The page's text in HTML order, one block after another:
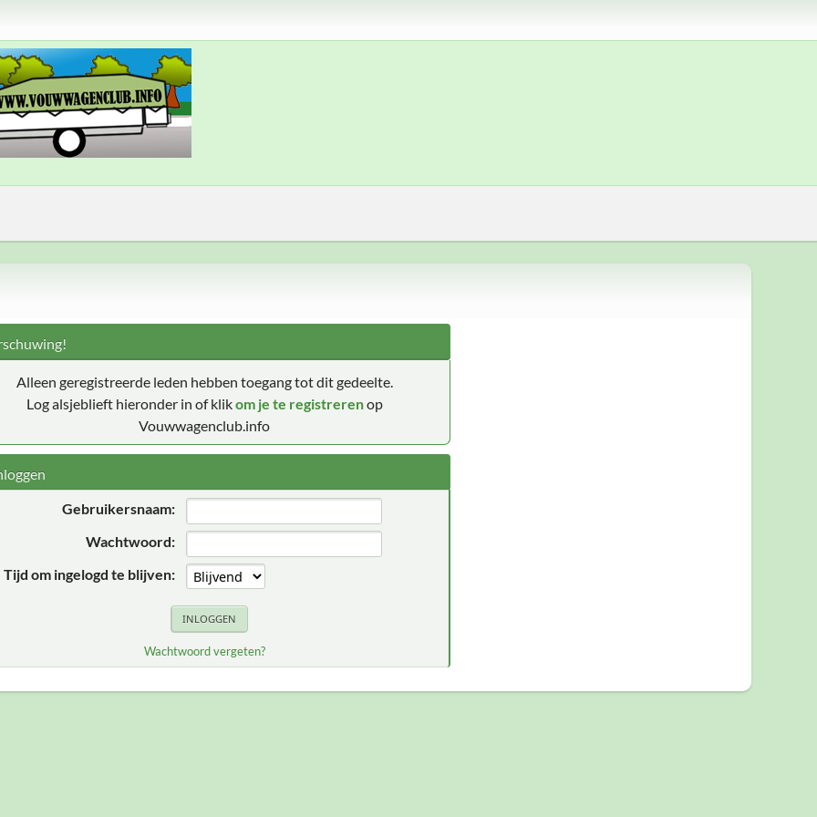
Alleen geregistreerde leden hebben toegang tot dit gedeelte.
Log alsjeblieft hieronder in of klikom je te registrerenop
Vouwwagenclub.info
Gebruikersnaam:
Wachtwoord:
Tijd om ingelogd te blijven:
Wachtwoord vergeten?